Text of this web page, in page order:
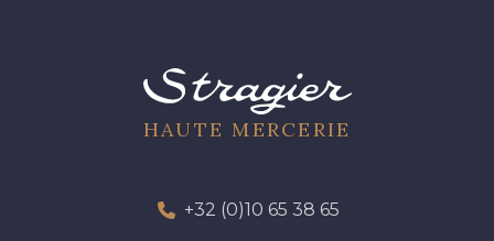
HAUTE MERCERIE
+32 (0)10 65 38 65